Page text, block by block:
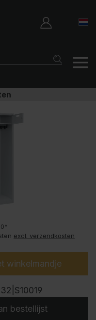
excl. verzendkosten
winkelmandje
bestellijst